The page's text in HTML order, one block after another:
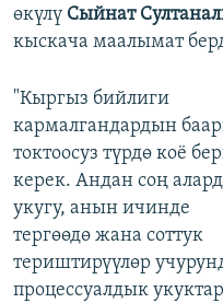
өкүлү Сыйнат
кыскача маалымат
"Кыргыз бийлиги
кармалгандардын
токтоосуз түрдө коё
керек. Андан соң
укугу, анын ичинде
тергөөдө жана соттук
териштирүүлөр
процессуалдык